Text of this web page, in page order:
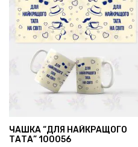
ЧАШКА “ДЛЯ НАЙКРАЩОГО
ТАТА” 100056